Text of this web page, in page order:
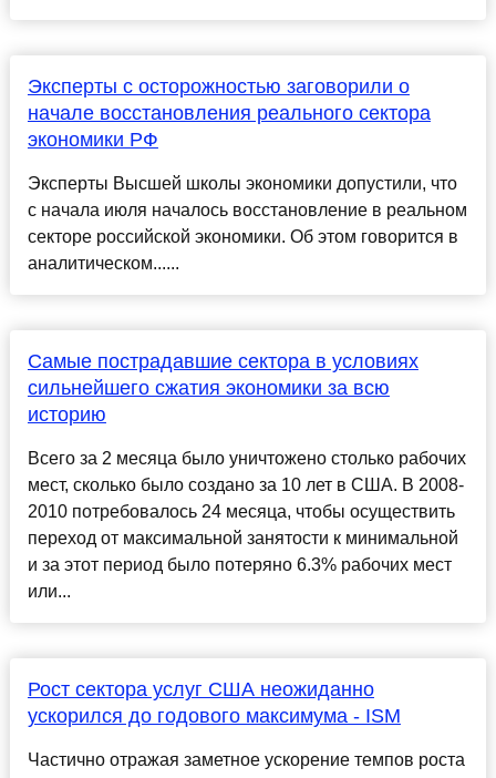
Эксперты с осторожностью заговорили о
начале восстановления реального сектора
экономики РФ
Эксперты Высшей школы экономики допустили, что
с начала июля началось восстановление в реальном
секторе российской экономики. Об этом говорится в
аналитическом......
Самые пострадавшие сектора в условиях
сильнейшего сжатия экономики за всю
историю
Всего за 2 месяца было уничтожено столько рабочих
мест, сколько было создано за 10 лет в США. В 2008-
2010 потребовалось 24 месяца, чтобы осуществить
переход от максимальной занятости к минимальной
и за этот период было потеряно 6.3% рабочих мест
или...
Рост сектора услуг США неожиданно
ускорился до годового максимума - ISM
Частично отражая заметное ускорение темпов роста